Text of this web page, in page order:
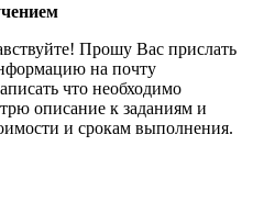
Прошу Вас прислать
на почту
что необходимо
описание к заданиям и
и срокам выполнения.